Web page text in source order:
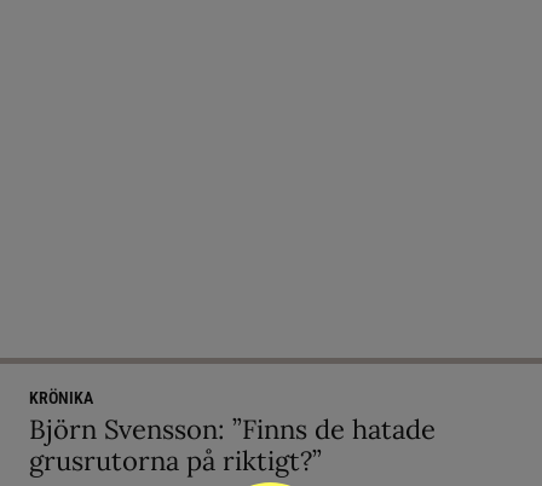
KRÖNIKA
Björn Svensson: ”Finns de hatade
grusrutorna på riktigt?”